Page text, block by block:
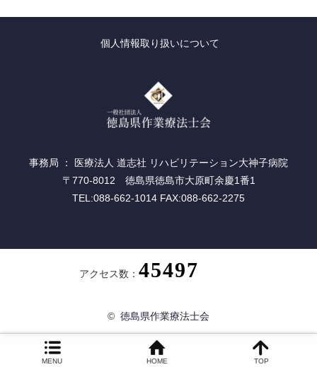
個人情報取り扱いについて
事務局 ： 医療法人 道志社 リハビリテーション大神子病院
〒770-8012 徳島県徳島市大原町余慶1番1
TEL:088-662-1014 FAX:088-662-2275
MENU HOME TOP
アクセス数：
© 徳島県作業療法士会